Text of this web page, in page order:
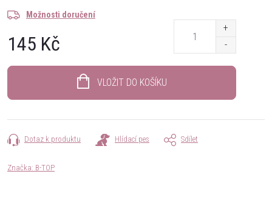
Možnosti doručení
145 Kč
VLOŽIT DO KOŠÍKU
Dotaz k produktu Hlídací pes Sdílet
Značka: B-TOP